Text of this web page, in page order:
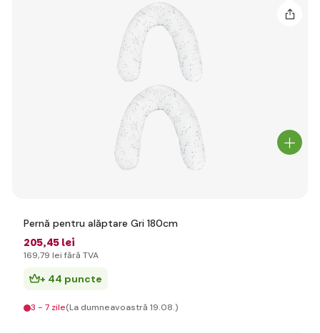
Pernă pentru alăptare Gri 180cm
205,45 lei
169,79 lei fără TVA
+ 44 puncte
3 - 7 zile(La dumneavoastră 19.08.)